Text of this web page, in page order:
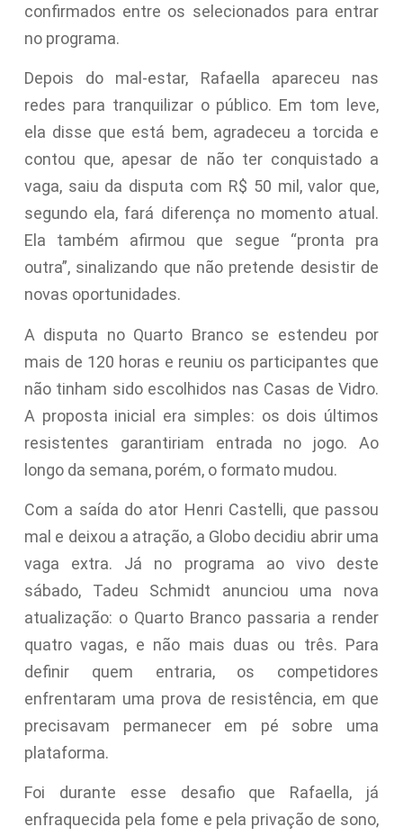
confirmados entre os selecionados para entrar
no programa.
Depois do mal-estar, Rafaella apareceu nas
redes para tranquilizar o público. Em tom leve,
ela disse que está bem, agradeceu a torcida e
contou que, apesar de não ter conquistado a
vaga, saiu da disputa com R$ 50 mil, valor que,
segundo ela, fará diferença no momento atual.
Ela também afirmou que segue “pronta pra
outra”, sinalizando que não pretende desistir de
novas oportunidades.
A disputa no Quarto Branco se estendeu por
mais de 120 horas e reuniu os participantes que
não tinham sido escolhidos nas Casas de Vidro.
A proposta inicial era simples: os dois últimos
resistentes garantiriam entrada no jogo. Ao
longo da semana, porém, o formato mudou.
Com a saída do ator Henri Castelli, que passou
mal e deixou a atração, a Globo decidiu abrir uma
vaga extra. Já no programa ao vivo deste
sábado, Tadeu Schmidt anunciou uma nova
atualização: o Quarto Branco passaria a render
quatro vagas, e não mais duas ou três. Para
definir quem entraria, os competidores
enfrentaram uma prova de resistência, em que
precisavam permanecer em pé sobre uma
plataforma.
Foi durante esse desafio que Rafaella, já
enfraquecida pela fome e pela privação de sono,